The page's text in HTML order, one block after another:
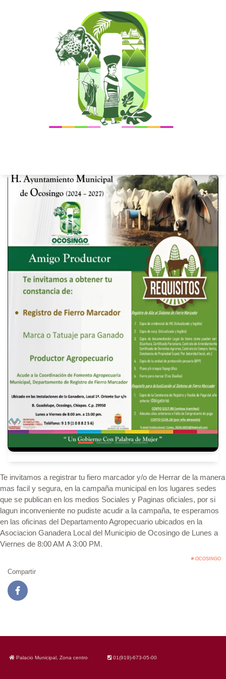
PROTECCIÓN CIVIL
AMIGO
PRODUCTOR
GANADERO
Te invitamos a registrar tu fiero marcador y/o de Herrar de la manera
mas facil y segura, en la campaña municipal en los lugares sedes
que se publican en los medios Sociales y Paginas oficiales, por si
lagun inconveniente no pudiste acudir a la campaña, te esperamos
en las oficinas del Departamento Agropecuario ubicados en la
Asociacion Ganadera Local del Municipio de Ocosingo de Lunes a
Viernes de 8:00 AM A 3:00 PM.
# OCOSINGO
Compartir
Palacio Municipal, Zona centro 01(919)-673-05-00